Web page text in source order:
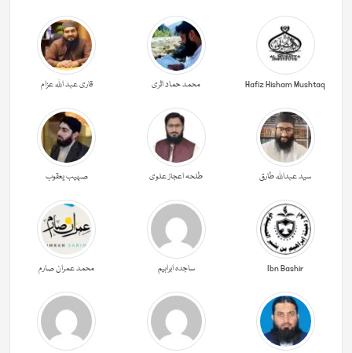
Hafiz Hisham Mushtaq محمد حماد اثری قاری عبد اللہ عزام
سید عبداللہ طارق طلحہ اعجاز علوی صہیب یعقوب
Ibn Bashir ساجدہ ابراہیم محمد عمران صارم